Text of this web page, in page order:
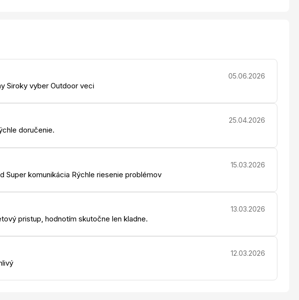
05.06.2026
Siroky vyber Outdoor veci
25.04.2026
doručenie.
15.03.2026
Super komunikácia Rýchle riesenie problémov
13.03.2026
pristup, hodnotím skutočne len kladne.
12.03.2026